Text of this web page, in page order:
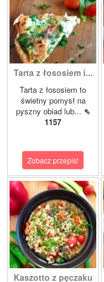
Tarta z łososiem i...
Tarta z łososiem to
świetny pomysł na
pyszny obiad lub... ⇖
1157
Zobacz przepis!
Kaszotto z pęczaku